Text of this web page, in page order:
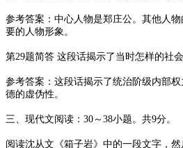
参考答案：中心人物是郑庄公。其他人
要的人物形象。
第29题简答 这段话揭示了当时怎样的社
参考答案：这段话揭示了统治阶级内部
德的虚伪性。
三、现代文阅读：30～38小题。共9分。
阅读沈从文《箱子岩》中的一段文字，然